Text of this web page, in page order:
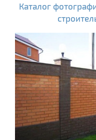
Каталог